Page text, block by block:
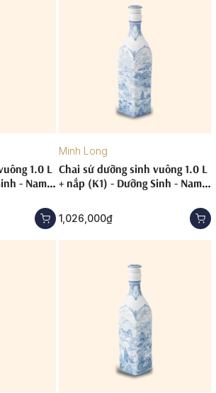
1.0 L
- Nam
Minh Long
Chai sứ dưỡng sinh vuông 1.0 L
+ nắp (K1) - Dưỡng Sinh - Nam
1,026,000₫